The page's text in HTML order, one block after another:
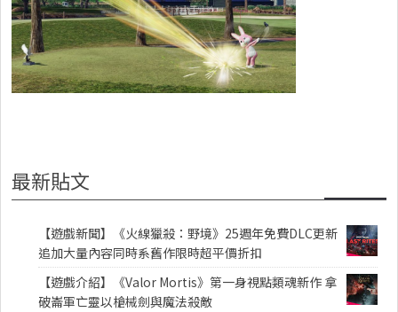
最新貼文
【遊戲新聞】《火線獵殺：野境》25週年免費DLC更新
追加大量內容同時系舊作限時超平價折扣
【遊戲介紹】《Valor Mortis》第一身視點類魂新作 拿
破崙軍亡靈以槍械劍與魔法殺敵